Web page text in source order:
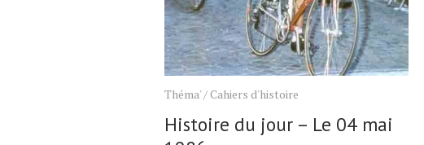
Théma'/ Cahiers d'histoire
Histoire du jour – Le 04 mai